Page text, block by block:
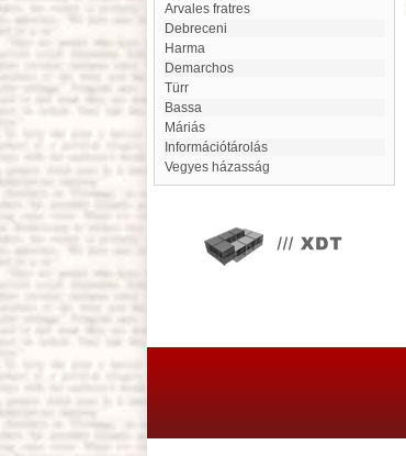
Arvales fratres
debreceni
Harma
Demarchos
Türr
Bassa
Máriás
információtárolás
Vegyes házasság